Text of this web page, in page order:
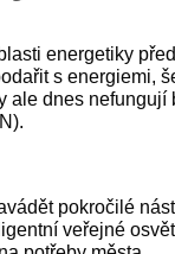
energetiky
s energiemi,
ale dnes
pokročilé
veřejné